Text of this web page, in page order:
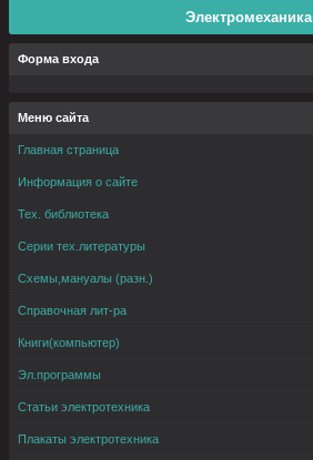
Электромеханика
Форма входа
Меню сайта
Главная страница
Информация о сайте
Тех. библиотека
Серии тех.литературы
Схемы,мануалы (разн.)
Справочная лит-ра
Книги(компьютер)
Эл.программы
Статьи электротехника
Плакаты электротехника